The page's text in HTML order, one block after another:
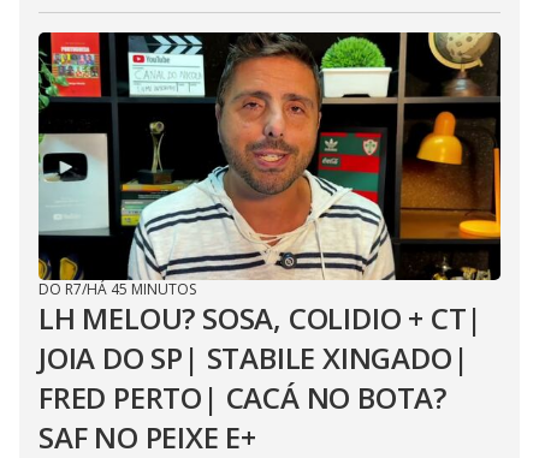
DO R7/HÁ 45 MINUTOS
LH MELOU? SOSA, COLIDIO + CT|
JOIA DO SP| STABILE XINGADO|
FRED PERTO| CACÁ NO BOTA?
SAF NO PEIXE E+